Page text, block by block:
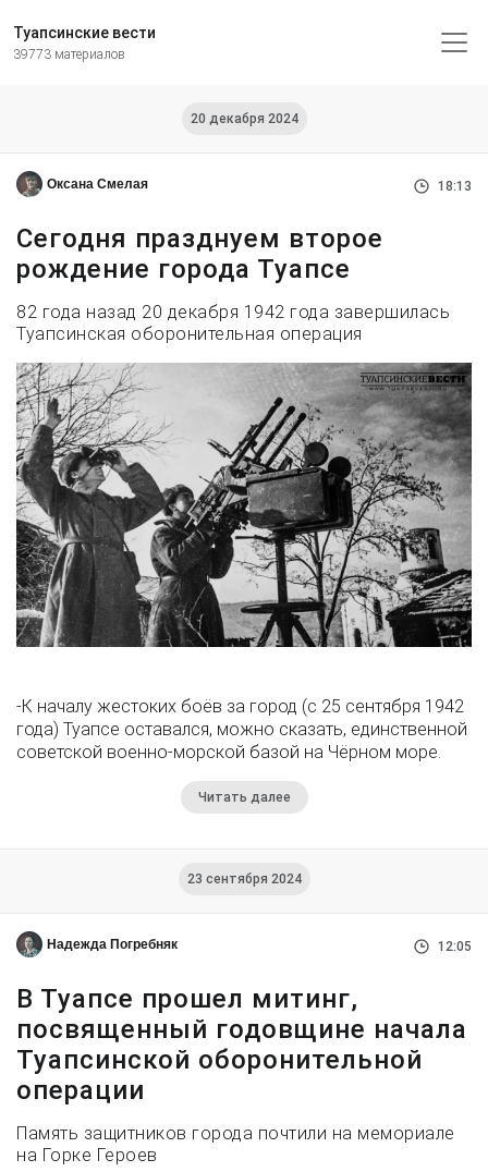
Туапсинские вести
39773 материалов
20 декабря 2024
Оксана Смелая 18:13
Сегодня празднуем второе
рождение города Туапсе
82 года назад 20 декабря 1942 года завершилась
Туапсинская оборонительная операция
-К началу жестоких боёв за город (с 25 сентября 1942
года) Туапсе оставался, можно сказать, единственной
советской военно-морской базой на Чёрном море.
Читать далее
23 сентября 2024
Надежда Погребняк 12:05
В Туапсе прошел митинг,
посвященный годовщине начала
Туапсинской оборонительной
операции
Память защитников города почтили на мемориале
на Горке Героев